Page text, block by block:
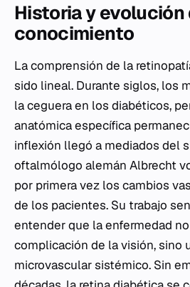
Historia y evolución
conocimiento
La comprensión de la
sido lineal. Durante siglos, los
la ceguera en los diabéticos,
anatómica específica
inflexión llegó a mediados del
oftalmólogo alemán Albrecht
por primera vez los cambios
de los pacientes. Su trabajo
entender que la enfermedad
complicación de la visión, sino
microvascular sistémico. Sin